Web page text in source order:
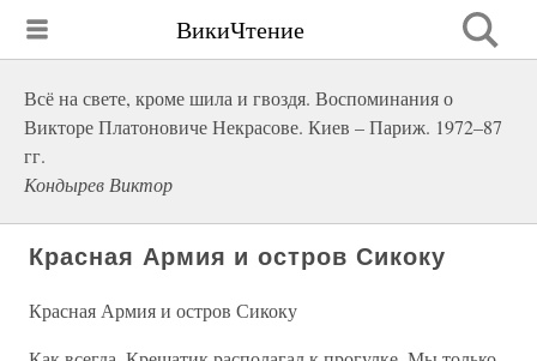
ВикиЧтение
Всё на свете, кроме шила и гвоздя. Воспоминания о
Викторе Платоновиче Некрасове. Киев – Париж. 1972–87
гг.
Кондырев Виктор
Красная Армия и остров Сикоку
Красная Армия и остров Сикоку